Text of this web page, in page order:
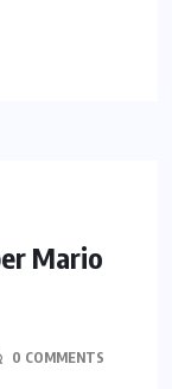
Mario
0 COMMENTS